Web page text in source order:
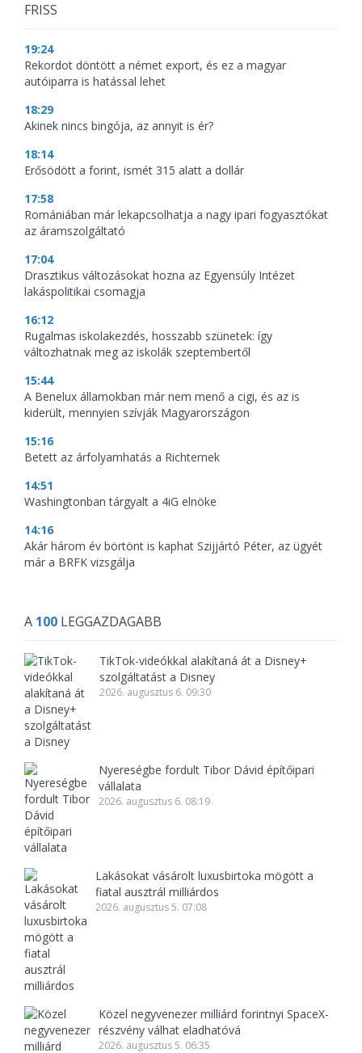
FRISS
19:24
Rekordot döntött a német export, és ez a magyar
autóiparra is hatással lehet
18:29
Akinek nincs bingója, az annyit is ér?
18:14
Erősödött a forint, ismét 315 alatt a dollár
17:58
Romániában már lekapcsolhatja a nagy ipari fogyasztókat
az áramszolgáltató
17:04
Drasztikus változásokat hozna az Egyensúly Intézet
lakáspolitikai csomagja
16:12
Rugalmas iskolakezdés, hosszabb szünetek: így
változhatnak meg az iskolák szeptembertől
15:44
A Benelux államokban már nem menő a cigi, és az is
kiderült, mennyien szívják Magyarországon
15:16
Betett az árfolyamhatás a Richternek
14:51
Washingtonban tárgyalt a 4iG elnöke
14:16
Akár három év börtönt is kaphat Szijjártó Péter, az ügyét
már a BRFK vizsgálja
A 100 LEGGAZDAGABB
TikTok-videókkal alakítaná át a Disney+
szolgáltatást a Disney
2026. augusztus 6. 09:30
Nyereségbe fordult Tibor Dávid építőipari
vállalata
2026. augusztus 6. 08:19
Lakásokat vásárolt luxusbirtoka mögött a
fiatal ausztrál milliárdos
2026. augusztus 5. 07:08
Közel negyvenezer milliárd forintnyi SpaceX-
részvény válhat eladhatóvá
2026. augusztus 5. 06:35